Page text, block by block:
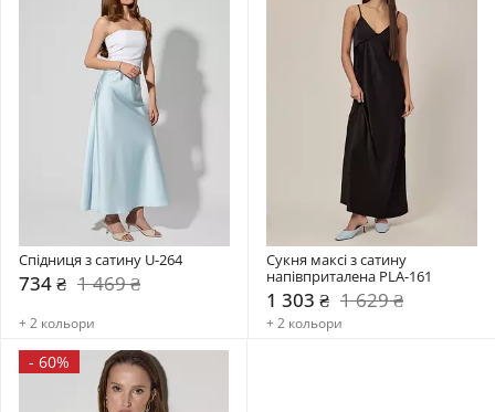
Спідниця з сатину U-264
734 ₴ 1 469 ₴
+ 2 кольори
Сукня максі з сатину
напівприталена PLA-161
1 303 ₴ 1 629 ₴
+ 2 кольори
- 60%